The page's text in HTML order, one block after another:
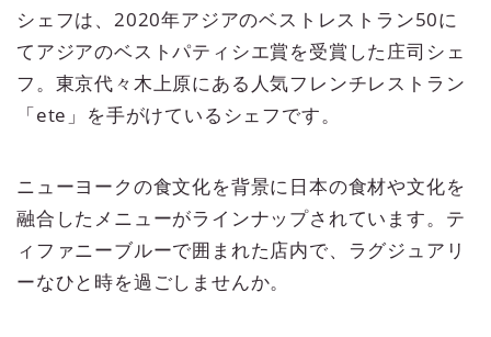
シェフは、2020年アジアのベストレストラン50に
てアジアのベストパティシエ賞を受賞した庄司シェ
フ。東京代々木上原にある人気フレンチレストラン
「ete」を手がけているシェフです。
ニューヨークの食文化を背景に日本の食材や文化を
融合したメニューがラインナップされています。テ
ィファニーブルーで囲まれた店内で、ラグジュアリ
ーなひと時を過ごしませんか。